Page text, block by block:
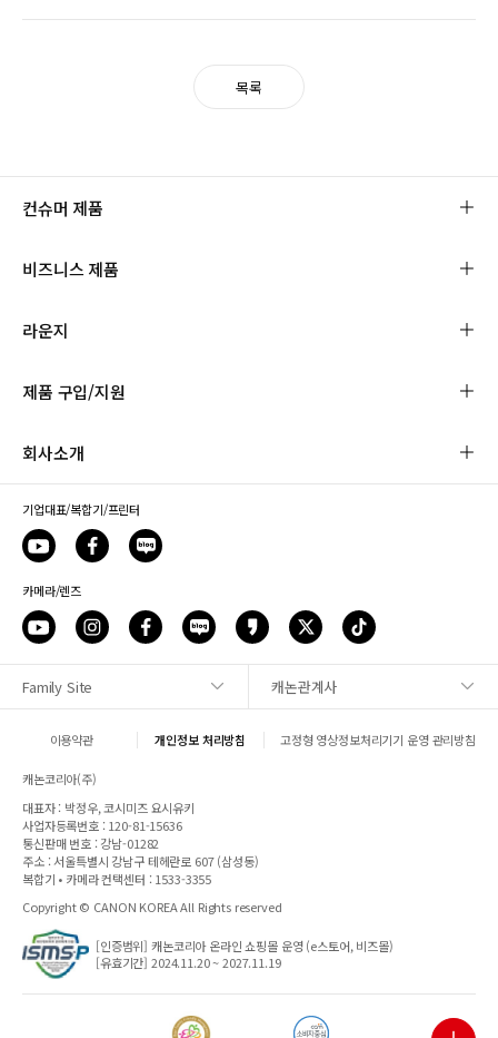
목록
사이트맵
컨슈머 제품
비즈니스 제품
라운지
제품 구입/지원
회사소개
기업대표/복합기/프린터
카메라/렌즈
Family Site 캐논관계사
이용약관 개인정보 처리방침 고정형 영상정보처리기기 운영 관리방침
캐논코리아(주)
대표자 : 박정우, 코시미즈 요시유키
사업자등록번호 : 120-81-15636
통신판매 번호 : 강남-01282
주소 : 서울특별시 강남구 테헤란로 607 (삼성동)
복합기 • 카메라 컨택센터 : 1533-3355
Copyright © CANON KOREA All Rights reserved
[인증범위] 캐논코리아 온라인 쇼핑몰 운영 (e스토어, 비즈몰)
[유효기간] 2024.11.20 ~ 2027.11.19